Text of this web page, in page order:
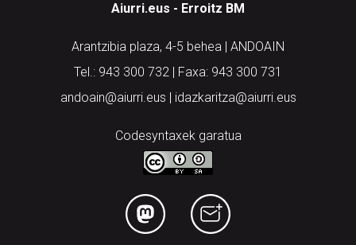
Aiurri.eus - Erroitz BM
Arantzibia plaza, 4-5 behea | ANDOAIN
Tel.: 943 300 732 | Faxa: 943 300 731
andoain@aiurri.eus | idazkaritza@aiurri.eus
Codesyntaxek garatua